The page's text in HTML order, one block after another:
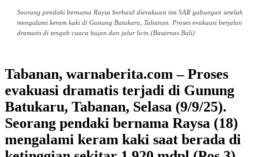
Seorang pendaki bernama Raysa berhasil dievakuasi tim SAR gabungan setelah
mengalami keram kaki di Gunung Batukaru, Tabanan. Proses evakuasi berjalan
dramatis di tengah cuaca hujan dan jalur licin.(Basarnas Bali)
Tabanan, warnaberita.com – Proses
evakuasi dramatis terjadi di Gunung
Batukaru, Tabanan, Selasa (9/9/25).
Seorang pendaki bernama Raysa (18)
mengalami keram kaki saat berada di